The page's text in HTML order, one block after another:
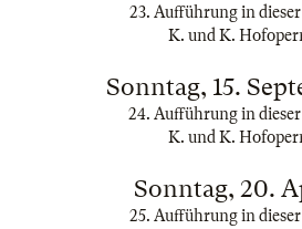
23. Aufführung in
K. und K.
Sonntag, 15.
24. Aufführung in
K. und K.
Sonntag, 20.
25. Aufführung in